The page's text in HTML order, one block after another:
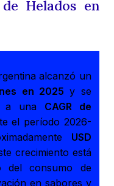
Helados en
alcanzó un
en 2025y se
a una CAGR de
el período 2026-
USD
crecimiento está
del consumo de
en sabores y